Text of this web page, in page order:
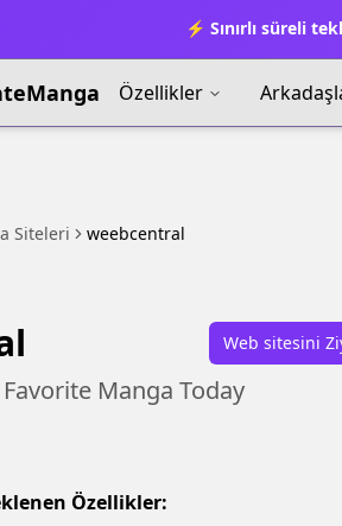
⚡ Sınırlı süreli
Özellikler
Siteleri weebcentral
Web sitesini
Manga Today
Özellikler: